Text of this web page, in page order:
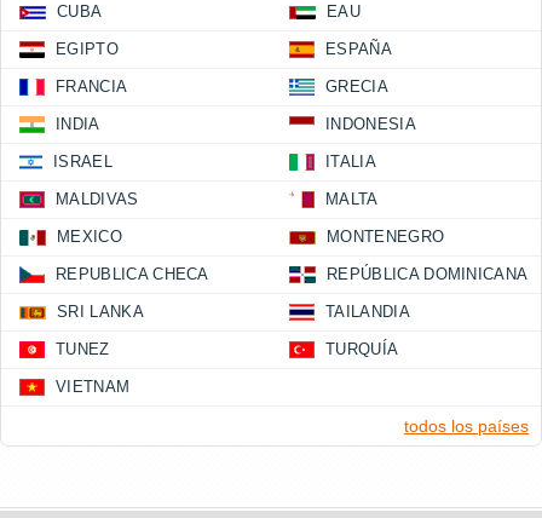
CUBA EAU
EGIPTO ESPAÑA
FRANCIA GRECIA
INDIA INDONESIA
ISRAEL ITALIA
MALDIVAS MALTA
MEXICO MONTENEGRO
REPUBLICA CHECA REPÚBLICA DOMINICANA
SRI LANKA TAILANDIA
TUNEZ TURQUÍA
VIETNAM
todos los países